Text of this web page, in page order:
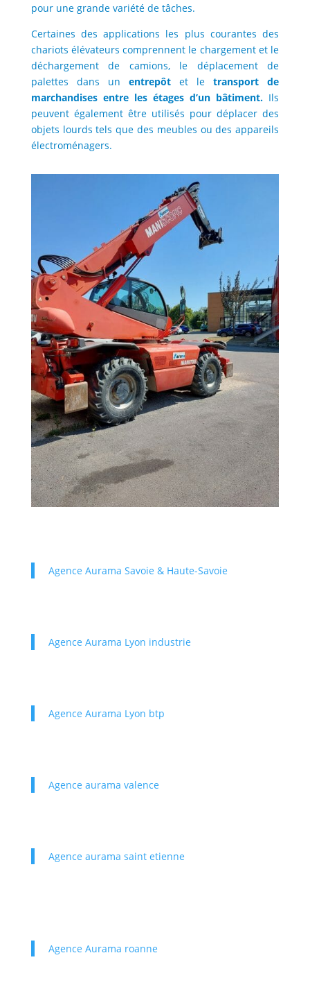
pour une grande variété de tâches.
Certaines des applications les plus courantes des
chariots élévateurs comprennent le chargement et le
déchargement de camions, le déplacement de
palettes dans un entrepôtet letransport de
marchandises entre les étages d’un bâtiment. Ils
peuvent également être utilisés pour déplacer des
objets lourds tels que des meubles ou des appareils
électroménagers.
Agence Aurama Savoie & Haute-Savoie
Agence Aurama Lyon industrie
Agence Aurama Lyon btp
Agence aurama valence
Agence aurama saint etienne
Agence Aurama roanne